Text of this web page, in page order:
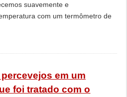
suavemente e
com um termômetro de
em um
foi tratado com o